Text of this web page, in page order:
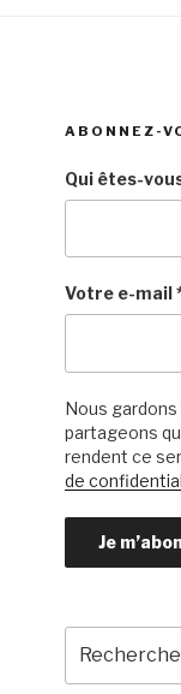
ABONNEZ-
Qui êtes-
Votre e-mail
Nous
partageons
rendent ce
de
pour